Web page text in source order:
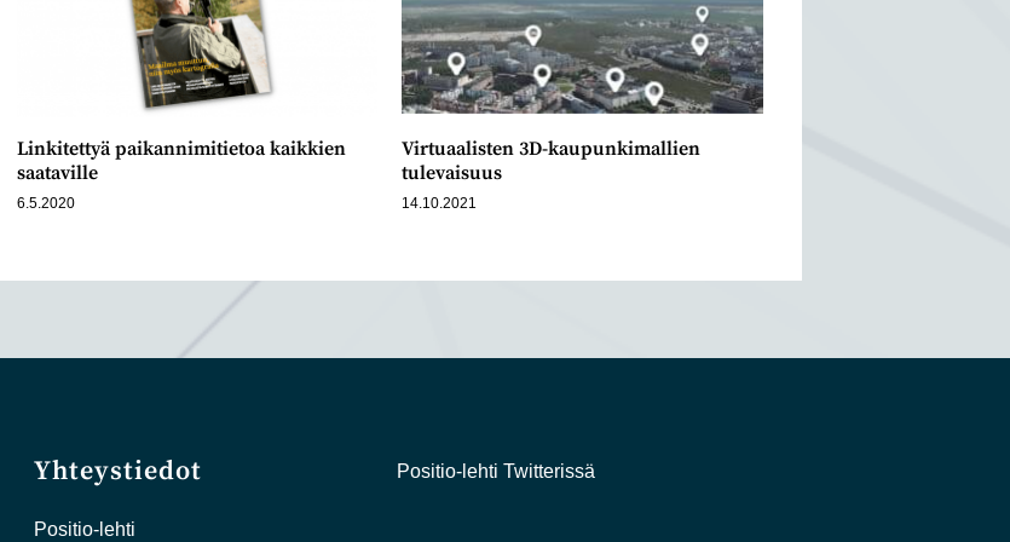
Linkitettyä paikannimitietoa kaikkien
saataville
6.5.2020
Virtuaalisten 3D-kaupunkimallien
tulevaisuus
14.10.2021
Yhteystiedot
Positio-lehti
Positio-lehti Twitterissä